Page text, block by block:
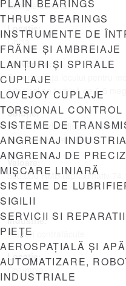
PLAIN BEARINGS
THRUST BEARINGS
INSTRUMENTE DE
FRÂNE ȘI AMBREIAJE
LANȚURI ȘI SPIRALE
CUPLAJE
LOVEJOY CUPLAJE
TORSIONAL CONTROL
SISTEME DE
ANGRENAJ
ANGRENAJ DE
MIȘCARE LINIARĂ
SISTEME DE
SIGILII
SERVICII SI REPARATII
PIEŢE
AEROSPAȚIALĂ ȘI
AUTOMATIZARE,
INDUSTRIALE
Energie eoliană
Locație:
China
Provocare:
Suport la fața locului pentru
principal pe turbină de 5,6
Soluție:
Probleme identificate cu inelul
corectate la setările țintă
Valoare:
500.000 RMB (aproximativ
Industrie:
mărfuri contrafăcute
Locație: